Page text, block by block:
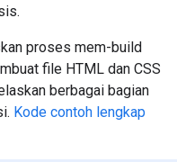
proses mem-build
file HTML dan CSS
berbagai bagian
Kode contoh lengkap